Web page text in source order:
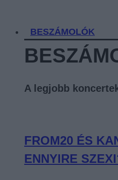
BESZÁMOLÓK
A legjobb
FROM20 ÉS
ENNYIRE